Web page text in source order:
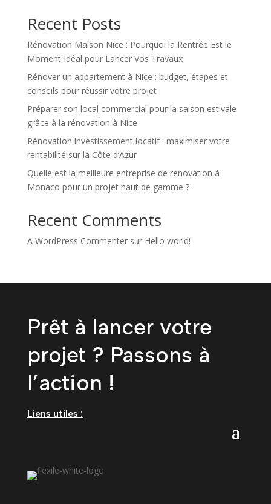
Recent Posts
Rénovation Maison Nice : Pourquoi la Rentrée Est le
Moment Idéal pour Lancer Vos Travaux
Rénover un appartement à Nice : budget, étapes et
conseils pour réussir votre projet
Préparer son local commercial pour la saison estivale
grâce à la rénovation à Nice
Rénovation investissement locatif : maximiser votre
rentabilité sur la Côte d’Azur
Quelle est la meilleure entreprise de renovation à
Monaco pour un projet haut de gamme ?
Recent Comments
A WordPress Commentersur Hello world!
Prêt à lancer votre
projet ? Passons à
l’action !
Liens utiles :